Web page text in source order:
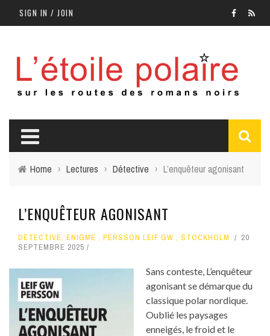
SIGN IN / JOIN
Home › Lectures › Détective › L’enquêteur agonisant
L’ENQUÊTEUR AGONISANT
DÉTECTIVE, ENIGME , PERSSON LEIF GW , STOCKHOLM
20
SEPTEMBRE 2025
Sans conteste, L’enquêteur
agonisant se démarque du
classique polar nordique.
Oublié les paysages
enneigés, le froid et le